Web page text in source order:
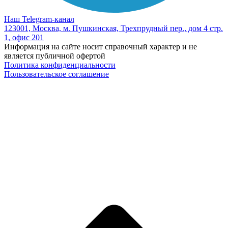
Наш Telegram-канал
123001, Москва, м. Пушкинская, Трехпрудный пер., дом 4 стр.
1, офис 201
Информация на сайте носит справочный характер и не
является публичной офертой
Политика конфиденциальности
Пользовательское соглашение